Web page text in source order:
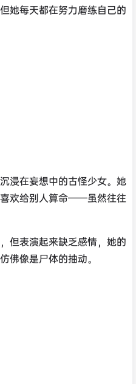
她每天都在努力磨练自己的
浸在妄想中的古怪少女。她
欢给别人算命——虽然往往
但表演起来缺乏感情，她的
像是尸体的抽动。